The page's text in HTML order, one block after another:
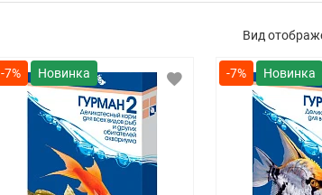
Вид
-7% -7%